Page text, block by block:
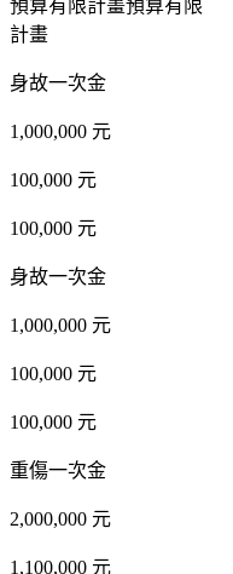
預算有限計畫預算有限
計畫
身故一次金
1,000,000 元
100,000 元
100,000 元
身故一次金
1,000,000 元
100,000 元
100,000 元
重傷一次金
2,000,000 元
1,100,000 元